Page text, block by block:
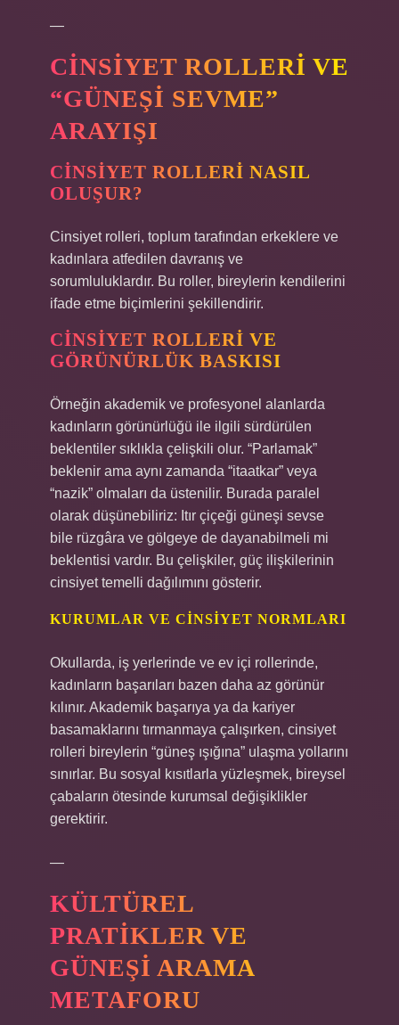
—
CINSIYET ROLLERI VE
“GÜNEŞI SEVME”
ARAYIŞI
CINSIYET ROLLERI NASIL
OLUŞUR?
Cinsiyet rolleri, toplum tarafından erkeklere ve
kadınlara atfedilen davranış ve
sorumluluklardır. Bu roller, bireylerin kendilerini
ifade etme biçimlerini şekillendirir.
CINSIYET ROLLERI VE
GÖRÜNÜRLÜK BASKISI
Örneğin akademik ve profesyonel alanlarda
kadınların görünürlüğü ile ilgili sürdürülen
beklentiler sıklıkla çelişkili olur. “Parlamak”
beklenir ama aynı zamanda “itaatkar” veya
“nazik” olmaları da üstenilir. Burada paralel
olarak düşünebiliriz: Itır çiçeği güneşi sevse
bile rüzgâra ve gölgeye de dayanabilmeli mi
beklentisi vardır. Bu çelişkiler, güç ilişkilerinin
cinsiyet temelli dağılımını gösterir.
KURUMLAR VE CINSIYET NORMLARI
Okullarda, iş yerlerinde ve ev içi rollerinde,
kadınların başarıları bazen daha az görünür
kılınır. Akademik başarıya ya da kariyer
basamaklarını tırmanmaya çalışırken, cinsiyet
rolleri bireylerin “güneş ışığına” ulaşma yollarını
sınırlar. Bu sosyal kısıtlarla yüzleşmek, bireysel
çabaların ötesinde kurumsal değişiklikler
gerektirir.
—
KÜLTÜREL
PRATIKLER VE
GÜNEŞI ARAMA
METAFORU